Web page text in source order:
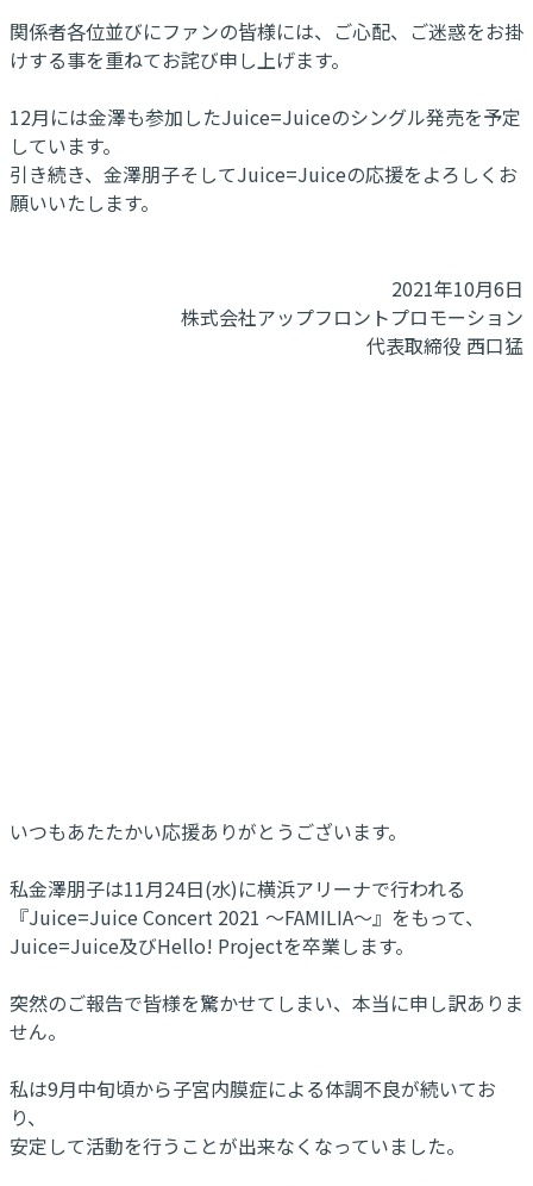
関係者各位並びにファンの皆様には、ご心配、ご迷惑をお掛
けする事を重ねてお詫び申し上げます。
12月には金澤も参加したJuice=Juiceのシングル発売を予定
しています。
引き続き、金澤朋子そしてJuice=Juiceの応援をよろしくお
願いいたします。
2021年10月6日
株式会社アップフロントプロモーション
代表取締役 西口猛
いつもあたたかい応援ありがとうございます。
私金澤朋子は11月24日(水)に横浜アリーナで行われる
『Juice=Juice Concert 2021 ～FAMILIA～』をもって、
Juice=Juice及びHello! Projectを卒業します。
突然のご報告で皆様を驚かせてしまい、本当に申し訳ありま
せん。
私は9月中旬頃から子宮内膜症による体調不良が続いてお
り、
安定して活動を行うことが出来なくなっていました。